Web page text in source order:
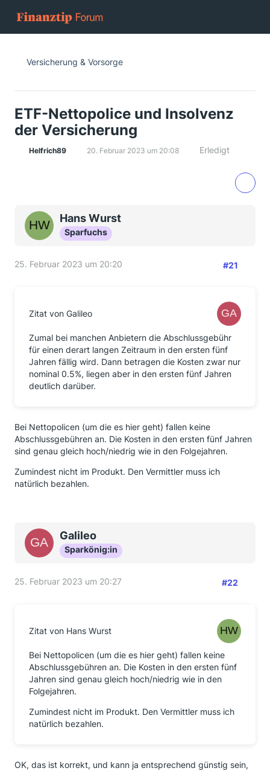
Versicherung & Vorsorge
ETF-Nettopolice und Insolvenz
der Versicherung
Helfrich89 20. Februar 2023 um 20:08 Erledigt
Hans Wurst
Sparfuchs
25. Februar 2023 um 20:20 #21
Zitat von Galileo
Zumal bei manchen Anbietern die Abschlussgebühr
für einen derart langen Zeitraum in den ersten fünf
Jahren fällig wird. Dann betragen die Kosten zwar nur
nominal 0.5%, liegen aber in den ersten fünf Jahren
deutlich darüber.
Bei Nettopolicen (um die es hier geht) fallen keine
Abschlussgebühren an. Die Kosten in den ersten fünf Jahren
sind genau gleich hoch/niedrig wie in den Folgejahren.
Zumindest nicht im Produkt. Den Vermittler muss ich
natürlich bezahlen.
Galileo
Sparkönig:in
25. Februar 2023 um 20:27 #22
Zitat von Hans Wurst
Bei Nettopolicen (um die es hier geht) fallen keine
Abschlussgebühren an. Die Kosten in den ersten fünf
Jahren sind genau gleich hoch/niedrig wie in den
Folgejahren.
Zumindest nicht im Produkt. Den Vermittler muss ich
natürlich bezahlen.
OK, das ist korrekt, und kann ja entsprechend günstig sein,